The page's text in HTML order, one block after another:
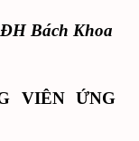
Bách Khoa
VIÊN ỨNG